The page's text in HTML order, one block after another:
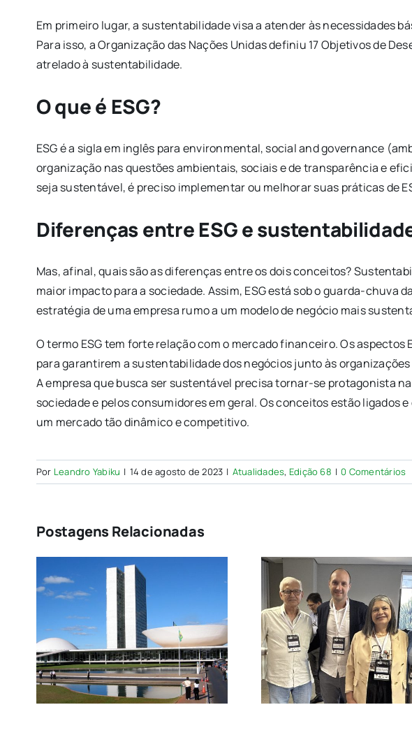
Em primeiro lugar, a sustentabilidade visa a atender às necessidades
Para isso, a Organização das Nações Unidas definiu 17 Objetivos de
atrelado à sustentabilidade.
O que é ESG?
ESG é a sigla em inglês para environmental, social and governance
organização nas questões ambientais, sociais e de transparência e
seja sustentável, é preciso implementar ou melhorar suas práticas de
Diferenças entre ESG e
Mas, afinal, quais são as diferenças entre os dois conceitos?
maior impacto para a sociedade. Assim, ESG está sob o guarda-
estratégia de uma empresa rumo a um modelo de negócio mais
O termo ESG tem forte relação com o mercado financeiro. Os
para garantirem a sustentabilidade dos negócios junto às
A empresa que busca ser sustentável precisa tornar-se protagonista
sociedade e pelos consumidores em geral. Os conceitos estão
um mercado tão dinâmico e competitivo.
Por Leandro Yabiku | 14 de agosto de 2023 | Atualidades, Edição 68 | 0 Comentários
Postagens Relacionadas
Presidente da ACE
Diadema participa de
evento sobre
proteção de
empresas no
comércio global
Defesa
para chuvas
e ventos
fim de